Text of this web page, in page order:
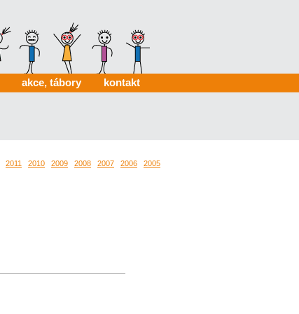
akce, tábory kontakt
2011 2010 2009 2008 2007 2006 2005